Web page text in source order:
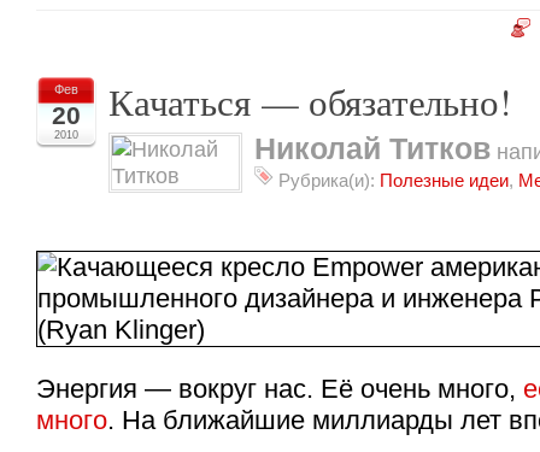
Фев
20
2010
Качаться — обязательно!
Николай Титков
Рубрика(и): Полезные идеи,
Энергия — вокруг нас. Её очень много,
много. На ближайшие миллиарды лет